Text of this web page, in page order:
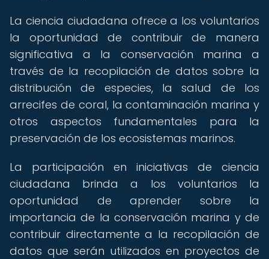
La ciencia ciudadana ofrece a los voluntarios
la oportunidad de contribuir de manera
significativa a la conservación marina a
través de la recopilación de datos sobre la
distribución de especies, la salud de los
arrecifes de coral, la contaminación marina y
otros aspectos fundamentales para la
preservación de los ecosistemas marinos.
La participación en iniciativas de ciencia
ciudadana brinda a los voluntarios la
oportunidad de aprender sobre la
importancia de la conservación marina y de
contribuir directamente a la recopilación de
datos que serán utilizados en proyectos de